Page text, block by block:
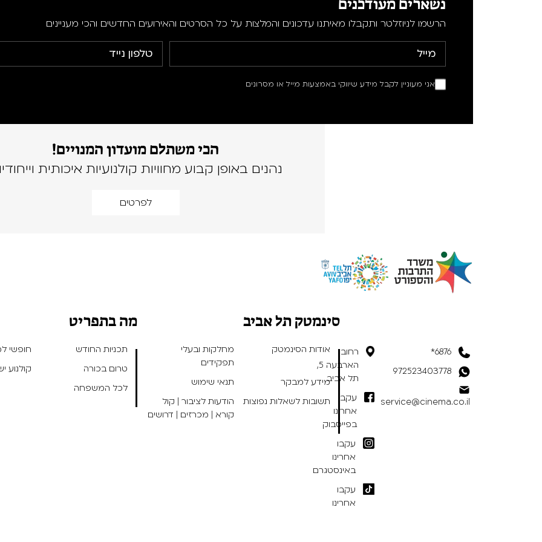
הרשמו לניוזלטר ותקבלו מאיתנו עדכונים והמלצות על כל הסרטים והאירועים החדשים והכי מעניינים
אני מעוניין לקבל מידע שיווקי באמצעות מייל או מסרונים
הכי משתלם מועדון המנויים!
נהנים באופן קבוע מחוויות קולנועיות איכותית
לפרטים
6876*
972523403778
service@cinema.co.il
רחוב
הארבעה 5,
תל אביב
עקבו
אחרינו
בפייסבוק
עקבו
אחרינו
באינסטגרם
עקבו
אחרינו
סינמטק תל אביב
אודות הסינמטק
מחלקות ובעלי
תפקידים
מידע למבקר
תנאי שימוש
תשובות לשאלות נפוצות
הודעות לציבור | קול
קורא | מכרזים | דרושים
מה בתפריט
תכניות החודש
חופשי
טרום בכורה
קולנוע
לכל המשפחה